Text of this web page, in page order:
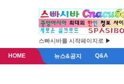
스빠시바를 시작페이지로 ▶
HOME 뉴스&공지 Q&A